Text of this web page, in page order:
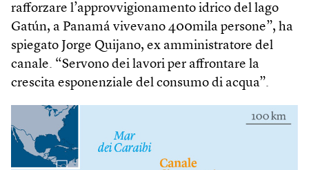
rafforzare l’approvvigionamento idrico del lago
Gatún, a Panamá vivevano 400mila persone”, ha
spiegato Jorge Quijano, ex amministratore del
canale. “Servono dei lavori per affrontare la
crescita esponenziale del consumo di acqua”.